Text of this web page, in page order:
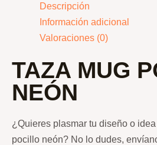
Descripción
Información adicional
Valoraciones (0)
TAZA MUG
NEÓN
¿Quieres plasmar tu diseño o
pocillo neón? No lo dudes,